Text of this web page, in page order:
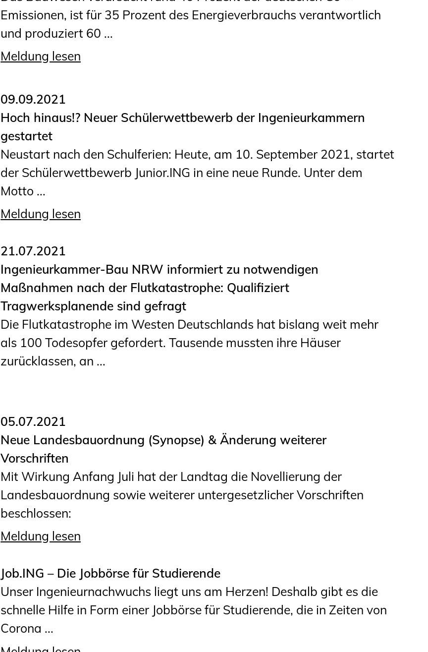
Emissionen, ist für 35 Prozent des Energieverbrauchs verantwortlich
und produziert 60 ...
Meldung lesen
09.09.2021
Hoch hinaus!? Neuer Schülerwettbewerb der Ingenieurkammern
gestartet
Neustart nach den Schulferien: Heute, am 10. September 2021, startet
der Schülerwettbewerb Junior.ING in eine neue Runde. Unter dem
Motto ...
Meldung lesen
21.07.2021
Ingenieurkammer-Bau NRW informiert zu notwendigen
Maßnahmen nach der Flutkatastrophe: Qualifiziert
Tragwerksplanende sind gefragt
Die Flutkatastrophe im Westen Deutschlands hat bislang weit mehr
als 100 Todesopfer gefordert. Tausende mussten ihre Häuser
zurücklassen, an ...
05.07.2021
Neue Landesbauordnung (Synopse) & Änderung weiterer
Vorschriften
Mit Wirkung Anfang Juli hat der Landtag die Novellierung der
Landesbauordnung sowie weiterer untergesetzlicher Vorschriften
beschlossen:
Meldung lesen
Job.ING – Die Jobbörse für Studierende
Unser Ingenieurnachwuchs liegt uns am Herzen! Deshalb gibt es die
schnelle Hilfe in Form einer Jobbörse für Studierende, die in Zeiten von
Corona ...